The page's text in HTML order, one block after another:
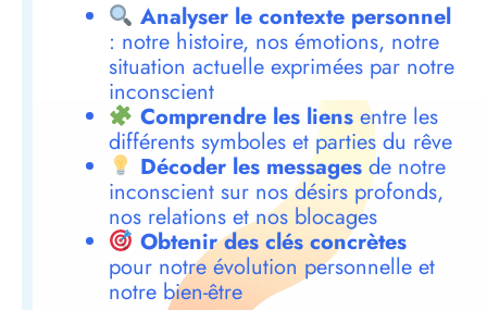
Analyser le contexte personnel
: notre histoire, nos émotions, notre
situation actuelle exprimées par notre
inconscient
Comprendre les liensentre les
différents symboles et parties du rêve
Décoder les messagesde notre
inconscient sur nos désirs profonds,
nos relations et nos blocages
Obtenir des clés concrètes
pour notre évolution personnelle et
notre bien-être